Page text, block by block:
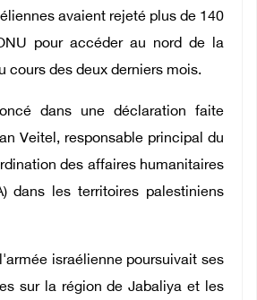
avaient rejeté plus de 140
pour accéder au nord de la
cours des deux derniers mois.
dans une déclaration faite
Veitel, responsable principal du
des affaires humanitaires
dans les territoires palestiniens
israélienne poursuivait ses
sur la région de Jabaliya et les